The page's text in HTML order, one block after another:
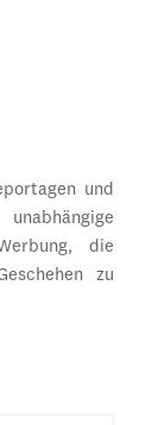
und
die
zu